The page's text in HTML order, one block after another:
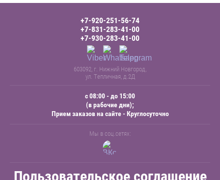
с 08:00 - до 15:00
(в рабочие дни);
Прием заказов на сайте - Круглосуточно
+7-920-251-56-74
+7-831-283-41-00
+7-930-283-41-00
603092, г. Нижний Новгород,
ул. Тепличная, д.2Д
Мы в соц.сетях:
Пользовательское соглашение